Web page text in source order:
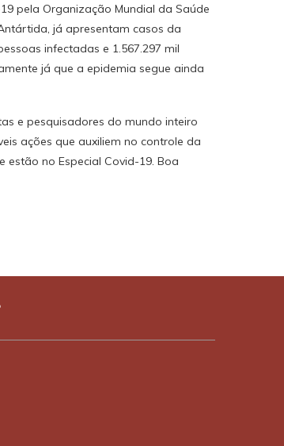
pela Organização Mundial da Saúde
já apresentam casos da
infectadas e 1.567.297 mil
já que a epidemia segue ainda
e pesquisadores do mundo inteiro
ações que auxiliem no controle da
estão no Especial Covid-19. Boa